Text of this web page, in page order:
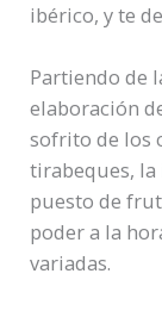
ibérico, y te
Partiendo de
elaboración
sofrito de los
tirabeques,
puesto de
poder a la
variadas.